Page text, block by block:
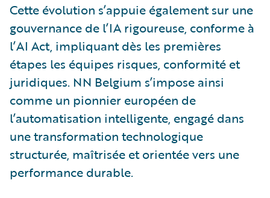
Cette évolution s’appuie également sur une
gouvernance de l’IA rigoureuse, conforme à
l’AI Act, impliquant dès les premières
étapes les équipes risques, conformité et
juridiques. NN Belgium s’impose ainsi
comme un pionnier européen de
l’automatisation intelligente, engagé dans
une transformation technologique
structurée, maîtrisée et orientée vers une
performance durable.